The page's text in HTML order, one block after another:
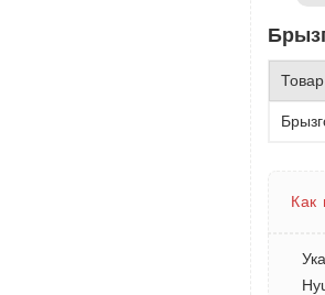
Товар
Как